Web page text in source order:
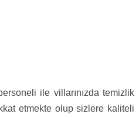
ile villarınızda temizlik
etmekte olup sizlere kaliteli